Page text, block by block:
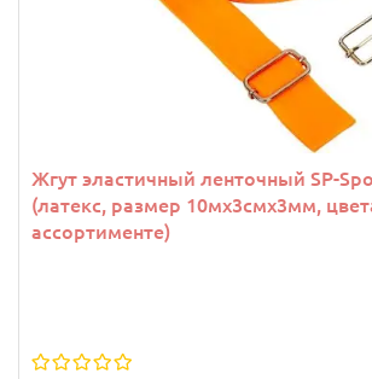
Жгут эластичный ленточный SP-
(латекс, размер 10мх3смх3мм,
ассортименте)